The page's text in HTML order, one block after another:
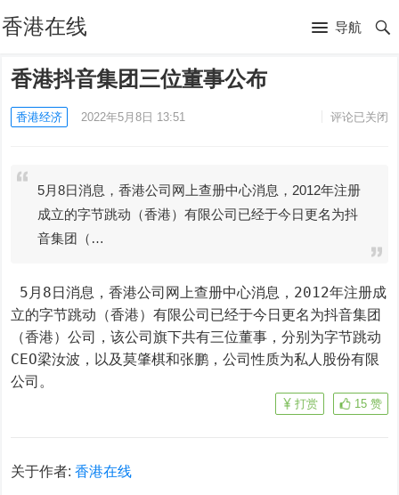
香港在线 导航
香港抖音集团三位董事公布
香港经济 2022年5月8日 13:51 评论已关闭
5月8日消息，香港公司网上查册中心消息，2012年注册
成立的字节跳动（香港）有限公司已经于今日更名为抖
音集团（…
立的字节跳动（香港）有限公司已经于今日更名为抖音集团
（香港）公司，该公司旗下共有三位董事，分别为字节跳动
CEO梁汝波，以及莫肇棋和张鹏，公司性质为私人股份有限
公司。
15 赞
打赏
关于作者:香港在线